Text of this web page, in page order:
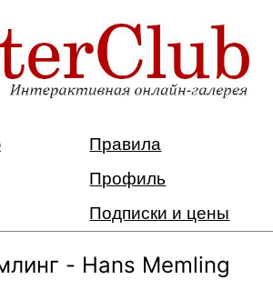
Правила
Профиль
Подписки и цены
- Hans Memling